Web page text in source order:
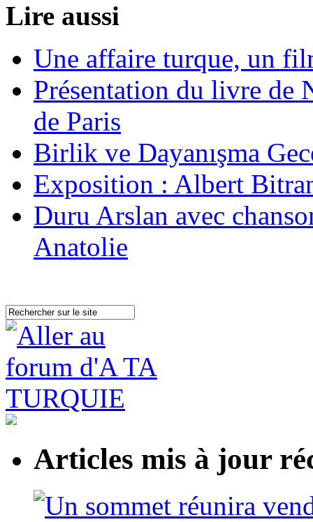
Lire aussi
Une affaire turque, un
Présentation du livre de
de Paris
Birlik ve Dayanışma
Exposition : Albert
Duru Arslan avec
Anatolie
Articles mis à jour